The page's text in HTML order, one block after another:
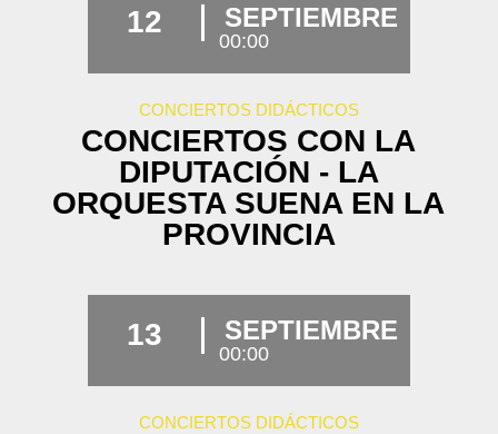
12 SEPTIEMBRE
00:00
CONCIERTOS DIDÁCTICOS
CONCIERTOS CON LA
DIPUTACIÓN - LA
ORQUESTA SUENA EN LA
PROVINCIA
13 SEPTIEMBRE
00:00
CONCIERTOS DIDÁCTICOS